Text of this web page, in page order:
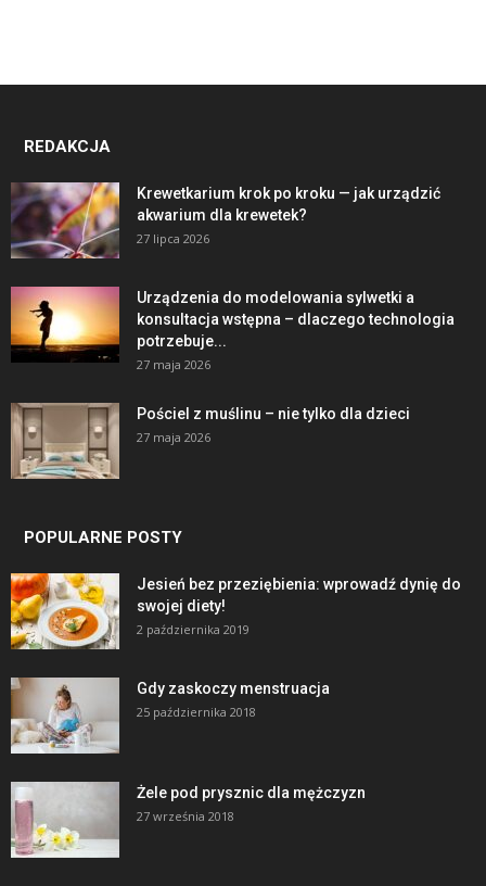
REDAKCJA
Krewetkarium krok po kroku — jak urządzić
akwarium dla krewetek?
27 lipca 2026
Urządzenia do modelowania sylwetki a
konsultacja wstępna – dlaczego technologia
potrzebuje...
27 maja 2026
Pościel z muślinu – nie tylko dla dzieci
27 maja 2026
POPULARNE POSTY
Jesień bez przeziębienia: wprowadź dynię do
swojej diety!
2 października 2019
Gdy zaskoczy menstruacja
25 października 2018
Żele pod prysznic dla mężczyzn
27 września 2018